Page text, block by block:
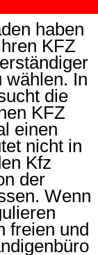
haben
KFZ
wählen. In
die
KFZ
einen
nicht in
Kfz
der
Wenn
freien und